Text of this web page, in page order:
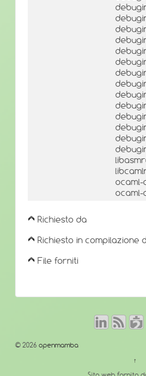
ocaml-
ocaml-
Richiesto da
Richiesto in compilazione
File forniti
© 2026 openmamba
↑